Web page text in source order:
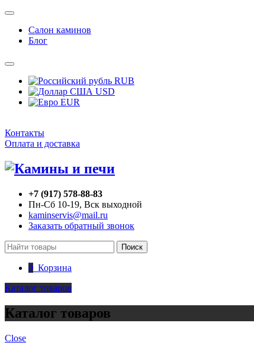
Салон каминов
Блог
RUB
USD
EUR
Контакты
Оплата и доставка
+7 (917) 578-88-83
Пн-Сб 10-19, Вск выходной
kaminservis@mail.ru
Заказать обратный звонок
Поиск
0 Корзина
Каталог товаров
Каталог товаров
Close